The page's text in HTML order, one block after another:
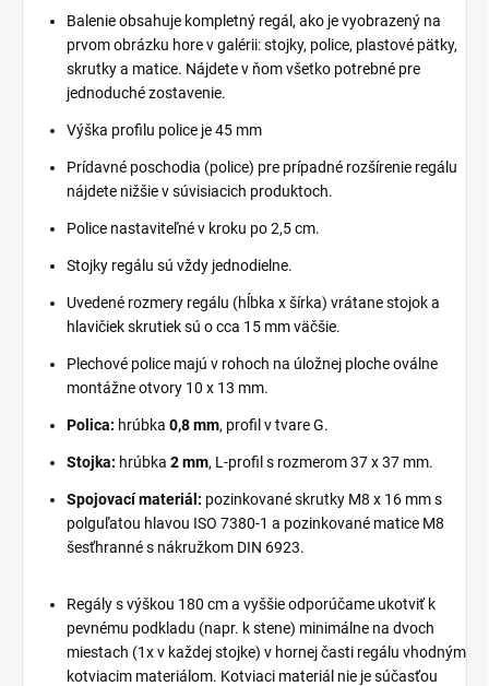
Balenie obsahuje kompletný regál, ako je vyobrazený na
prvom obrázku hore v galérii: stojky, police, plastové pätky,
skrutky a matice. Nájdete v ňom všetko potrebné pre
jednoduché zostavenie.
Výška profilu police je 45 mm
Prídavné poschodia (police) pre prípadné rozšírenie regálu
nájdete nižšie v súvisiacich produktoch.
Police nastaviteľné v kroku po 2,5 cm.
Stojky regálu sú vždy jednodielne.
Uvedené rozmery regálu (hĺbka x šírka) vrátane stojok a
hlavičiek skrutiek sú o cca 15 mm väčšie.
Plechové police majú v rohoch na úložnej ploche oválne
montážne otvory 10 x 13 mm.
Polica: hrúbka 0,8 mm, profil v tvare G.
Stojka: hrúbka 2 mm, L-profil s rozmerom 37 x 37 mm.
Spojovací materiál: pozinkované skrutky M8 x 16 mm s
polguľatou hlavou ISO 7380-1 a pozinkované matice M8
šesťhranné s nákružkom DIN 6923.
Regály s výškou 180 cm a vyššie odporúčame ukotviť k
pevnému podkladu (napr. k stene) minimálne na dvoch
miestach (1x v každej stojke) v hornej časti regálu vhodným
kotviacim materiálom. Kotviaci materiál nie je súčasťou